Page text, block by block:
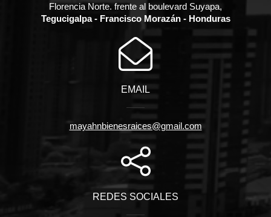
Florencia Norte. frente al boulevard Suyapa,
Tegucigalpa - Francisco Morazán - Honduras
EMAIL
mayahnbienesraices@gmail.com
REDES SOCIALES